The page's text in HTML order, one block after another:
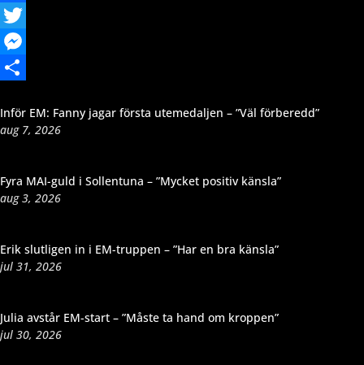
Facebook
Twitter
Messenger
Inför EM: Fanny jagar första utemedaljen – ”Väl förberedd”
aug 7, 2026
Fyra MAI-guld i Sollentuna – ”Mycket positiv känsla”
aug 3, 2026
Erik slutligen in i EM-truppen – ”Har en bra känsla”
jul 31, 2026
Julia avstår EM-start – ”Måste ta hand om kroppen”
jul 30, 2026